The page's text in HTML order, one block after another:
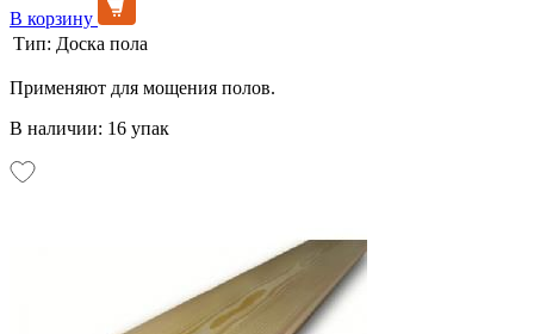
В корзину
Тип: Доска пола
Применяют для мощения полов.
В наличии: 16 упак